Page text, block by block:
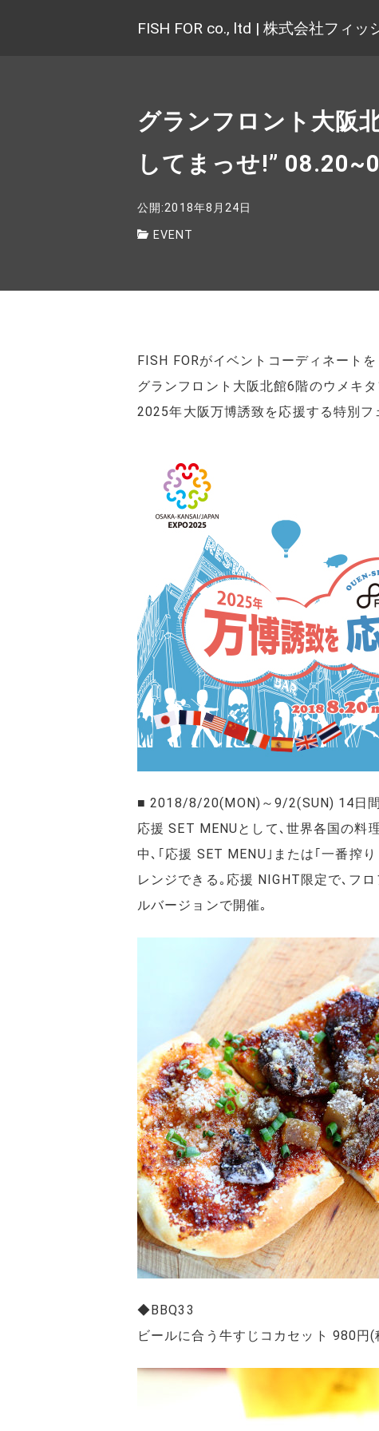
FISH FOR co., ltd | 株式会社フィッ
グランフロント大阪
してまっせ!”
公開:2018年8月24日
EVENT
FISH FORがイベントコーディネート
グランフロント大阪北館6階のウメキ
2025年大阪万博誘致を応援する特別フ
■ 2018/8/20(MON)～9/2(SUN) 14日間
応援 SET MENUとして､世界各国の料
中､｢応援 SET MENU｣または｢一番搾
レンジできる｡応援 NIGHT限定で､フ
ルバージョンで開催｡
◆BBQ33
ビールに合う牛すじコカセット 980円(